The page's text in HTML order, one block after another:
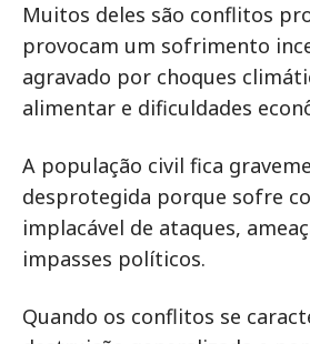
Muitos deles são conflitos
provocam um sofrimento
agravado por choques
alimentar e dificuldades
A população civil fica
desprotegida porque sofre
implacável de ataques,
impasses políticos.
Quando os conflitos se